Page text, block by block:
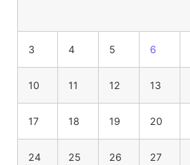
3 4 5 6
10 11 12 13
17 18 19 20
24 25 26 27